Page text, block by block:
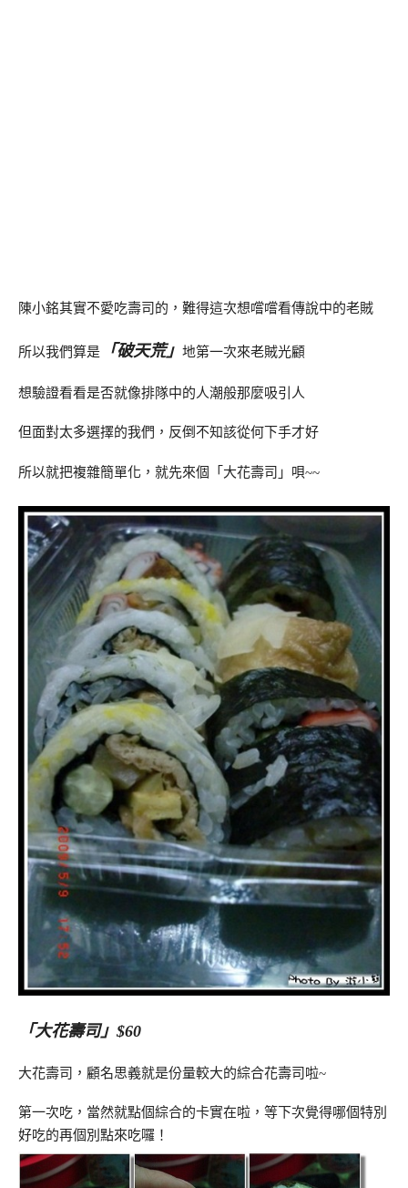
陳小銘其實不愛吃壽司的，難得這次想嚐嚐看傳說中的老賊
所以我們算是 「破天荒」 地第一次來老賊光顧
想驗證看看是否就像排隊中的人潮般那麼吸引人
但面對太多選擇的我們，反倒不知該從何下手才好
所以就把複雜簡單化，就先來個「大花壽司」唄~~
「大花壽司」$60
大花壽司，顧名思義就是份量較大的綜合花壽司啦~
第一次吃，當然就點個綜合的卡實在啦，等下次覺得哪個特別
好吃的再個別點來吃囉！